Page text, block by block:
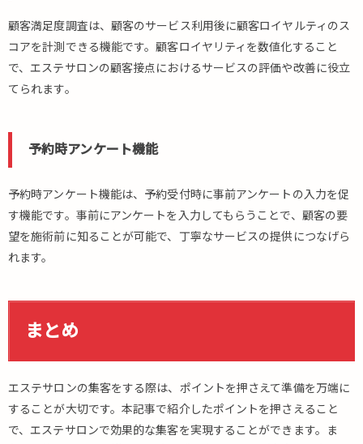
顧客満足度調査は、顧客のサービス利用後に顧客ロイヤルティのス
コアを計測できる機能です。顧客ロイヤリティを数値化すること
で、エステサロンの顧客接点におけるサービスの評価や改善に役立
てられます。
予約時アンケート機能
予約時アンケート機能は、予約受付時に事前アンケートの入力を促
す機能です。事前にアンケートを入力してもらうことで、顧客の要
望を施術前に知ることが可能で、丁寧なサービスの提供につなげら
れます。
まとめ
エステサロンの集客をする際は、ポイントを押さえて準備を万端に
することが大切です。本記事で紹介したポイントを押さえること
で、エステサロンで効果的な集客を実現することができます。ま